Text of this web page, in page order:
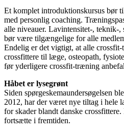
Et komplet introduktionskursus bør
med personlig coaching.
alle niveauer. Lavintensitet-, teknik-,
bør være tilgængelige for alle
Endelig er det vigtigt, at alle
crossfittere til læge, osteopath,
før yderligere crossfit-træning
Håbet er lysegrønt
Siden spørgeskemaundersøgelsen
2012, har der været nye tiltag i hele
for skader blandt danske
fortsætte i fremtiden.